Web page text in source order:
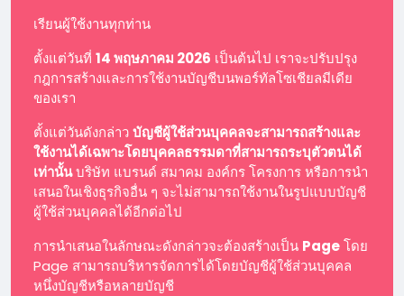
เรียนผู้ใช้งานทุกท่าน
ตั้งแต่วันที่ 14 พฤษภาคม 2026 เป็นต้นไป เราจะปรับปรุง
กฎการสร้างและการใช้งานบัญชีบนพอร์ทัลโซเชียลมีเดีย
ของเรา
ตั้งแต่วันดังกล่าวบัญชีผู้ใช้ส่วนบุคคลจะสามารถสร้างและ
ใช้งานได้เฉพาะโดยบุคคลธรรมดาที่สามารถระบุตัวตนได้
เท่านั้นบริษัท แบรนด์ สมาคม องค์กร โครงการ หรือการนำ
เสนอในเชิงธุรกิจอื่น ๆ จะไม่สามารถใช้งานในรูปแบบบัญชี
ผู้ใช้ส่วนบุคคลได้อีกต่อไป
การนำเสนอในลักษณะดังกล่าวจะต้องสร้างเป็น Pageโดย
Page สามารถบริหารจัดการได้โดยบัญชีผู้ใช้ส่วนบุคคล
หนึ่งบัญชีหรือหลายบัญชี